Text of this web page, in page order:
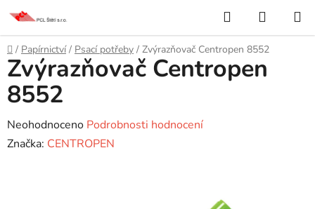
Přejít
obsah
Hledat
KOŠÍK
Domů
/ Papírnictví / Psací potřeby / Zvýrazňovač Centropen 8552
Zvýrazňovač Centropen
8552
Průměrné
hodnocení
Neohodnoceno Podrobnosti hodnocení
Značka: CENTROPEN